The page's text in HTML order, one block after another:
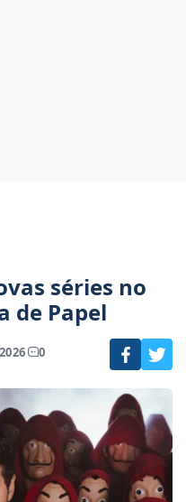
séries no
de Papel
0